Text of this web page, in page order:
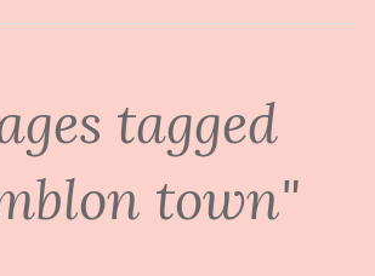
tagged
town"